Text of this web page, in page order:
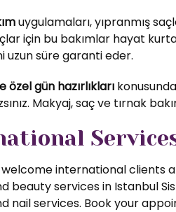
uygulamaları, yıpranmış
için bu bakımlar hayat
uzun süre garanti eder.
özel gün hazırlıkları
Makyaj, saç ve tırnak
international clients
beauty services in Istanbul
nail services. Book your